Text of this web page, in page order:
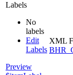
Labels
No
labels
Edit
Labels
Preview
XML